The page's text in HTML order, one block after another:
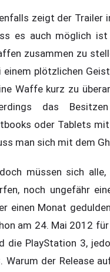
zeigt der Trailer
es auch möglich
zusammen zu
einem plötzlichen
Waffe kurz zu
das
oder Tablets
man sich mit dem
müssen sich
noch ungefähr
einen Monat
am 24. Mai 2012
die PlayStation 3,
Warum der Release